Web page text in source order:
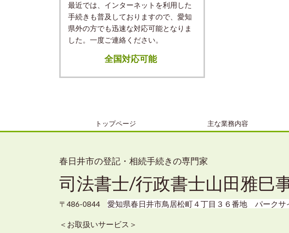
最近では、インターネットを利用した
手続きも普及しておりますので、愛知
県外の方でも迅速な対応可能となりま
した。一度ご連絡ください。
全国対応可能
トップページ 主な業務内容
春日井市の登記・相続手続きの専門家
司法書士/行政書士山田雅巳
〒486-0844 愛知県春日井市鳥居松町４丁目３６番地 パークサ
＜お取扱いサービス＞